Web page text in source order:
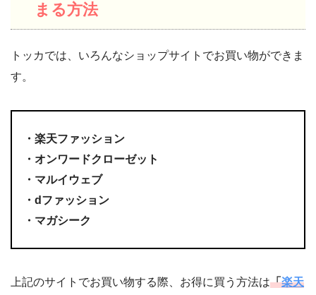
まる方法
トッカでは、いろんなショップサイトでお買い物ができま
す。
・楽天ファッション
・オンワードクローゼット
・マルイウェブ
・dファッション
・マガシーク
上記のサイトでお買い物する際、お得に買う方法は「楽天